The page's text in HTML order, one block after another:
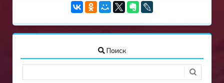
Поиск